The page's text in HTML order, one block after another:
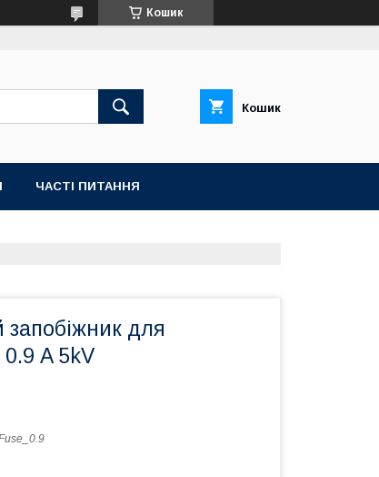
Кошик
Кошик
ЧАСТІ ПИТАННЯ
запобіжник для
0.9 A 5kV